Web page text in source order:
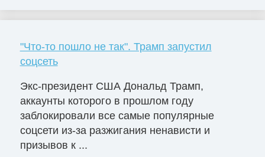
"Что-то пошло не так". Трамп запустил
соцсеть
Экс-президент США Дональд Трамп,
аккаунты которого в прошлом году
заблокировали все самые популярные
соцсети из-за разжигания ненависти и
призывов к ...